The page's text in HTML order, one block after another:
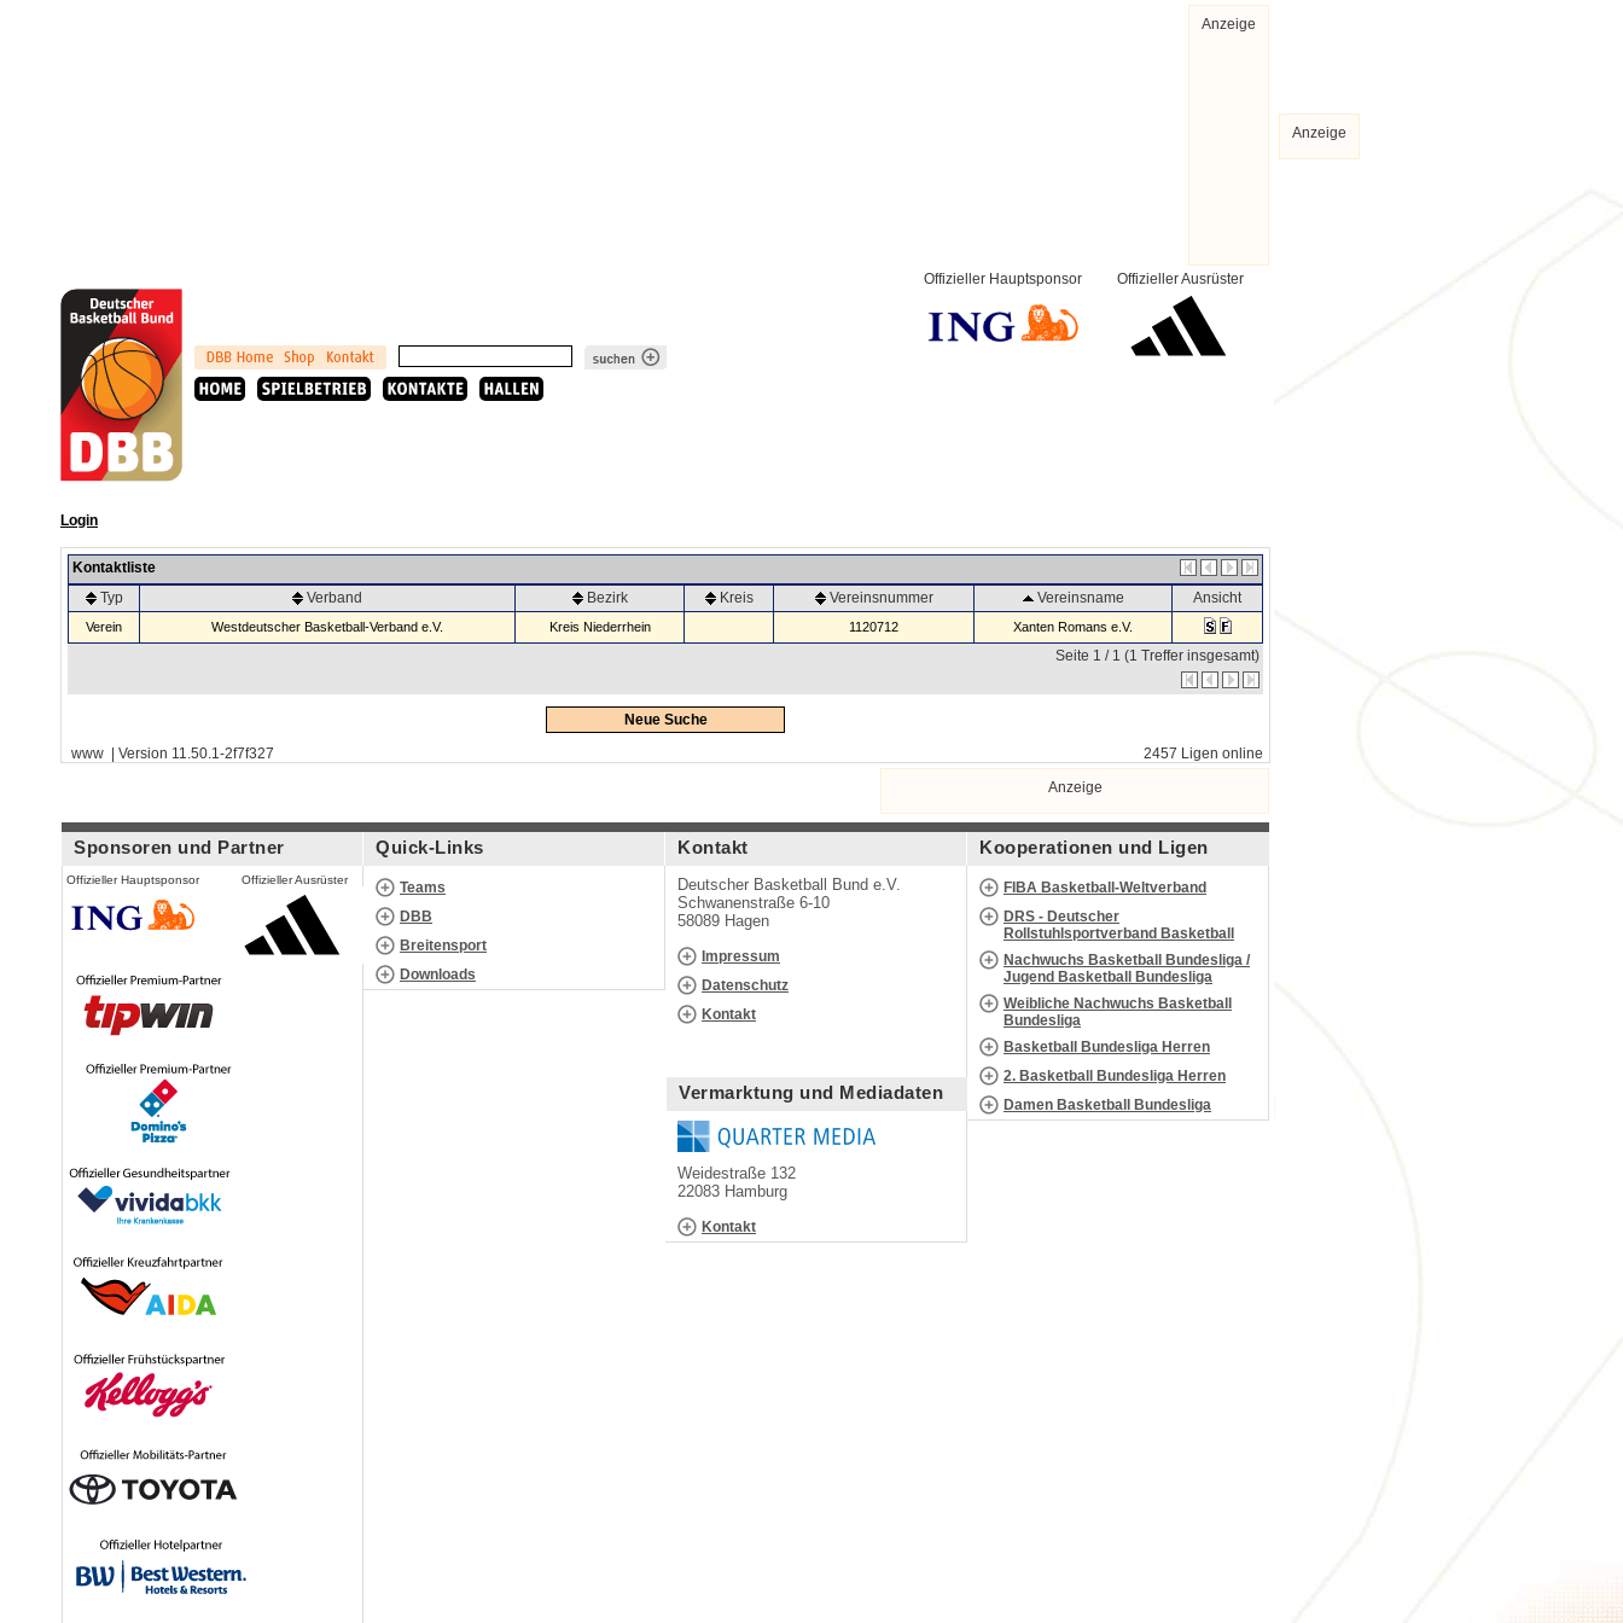
Anzeige
Offizieller Ausrüster
Offizieller Hauptsponsor
Login
Kontaktliste
Typ
Verband Bezirk Kreis Vereinsnummer Vereinsname Ansicht
Verein Westdeutscher Basketball-Verband e.V. Kreis Niederrhein 1120712 Xanten Romans e.V.
Seite 1 / 1 (1 Treffer insgesamt)
Neue Suche
www | Version 11.50.1-2f7f327
2457 Ligen online
Anzeige
Sponsoren und Partner
Offizieller Hauptsponsor Offizieller Ausrüster
Quick-Links
Teams
DBB
Breitensport
Downloads
Kontakt
Deutscher Basketball Bund e.V.
Schwanenstraße 6-10
58089 Hagen
Impressum
Datenschutz
Kontakt
Vermarktung und Mediadaten
Weidestraße 132
22083 Hamburg
Kontakt
Kooperationen und Ligen
FIBA Basketball-Weltverband
DRS - Deutscher
Rollstuhlsportverband Basketball
Nachwuchs Basketball Bundesliga /
Jugend Basketball Bundesliga
Weibliche Nachwuchs Basketball
Bundesliga
Basketball Bundesliga Herren
2. Basketball Bundesliga Herren
Damen Basketball Bundesliga
Anzeige